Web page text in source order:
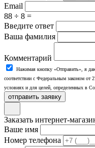
Email
88 ÷ 8 =
Введите ответ
Ваша фамилия
Комментарий
Нажимая кнопку «Отправить», я
соответствии с Федеральным законом
условиях и для целей, определенных в
отправить заявку
Заказать интернет-
Ваше имя
Номер телефона